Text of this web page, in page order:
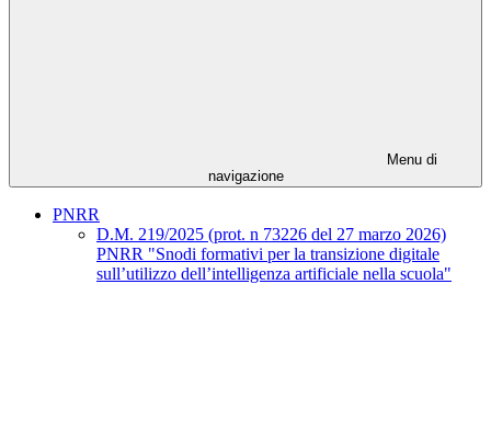
Menu di
navigazione
PNRR
D.M. 219/2025 (prot. n 73226 del 27 marzo 2026)
PNRR "Snodi formativi per la transizione digitale
sull’utilizzo dell’intelligenza artificiale nella scuola"